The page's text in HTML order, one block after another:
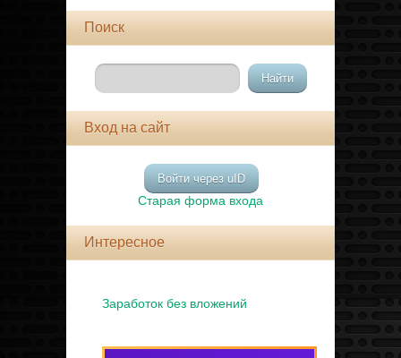
Поиск
Вход на сайт
Войти через uID
Старая форма входа
Интересное
Заработок без вложений